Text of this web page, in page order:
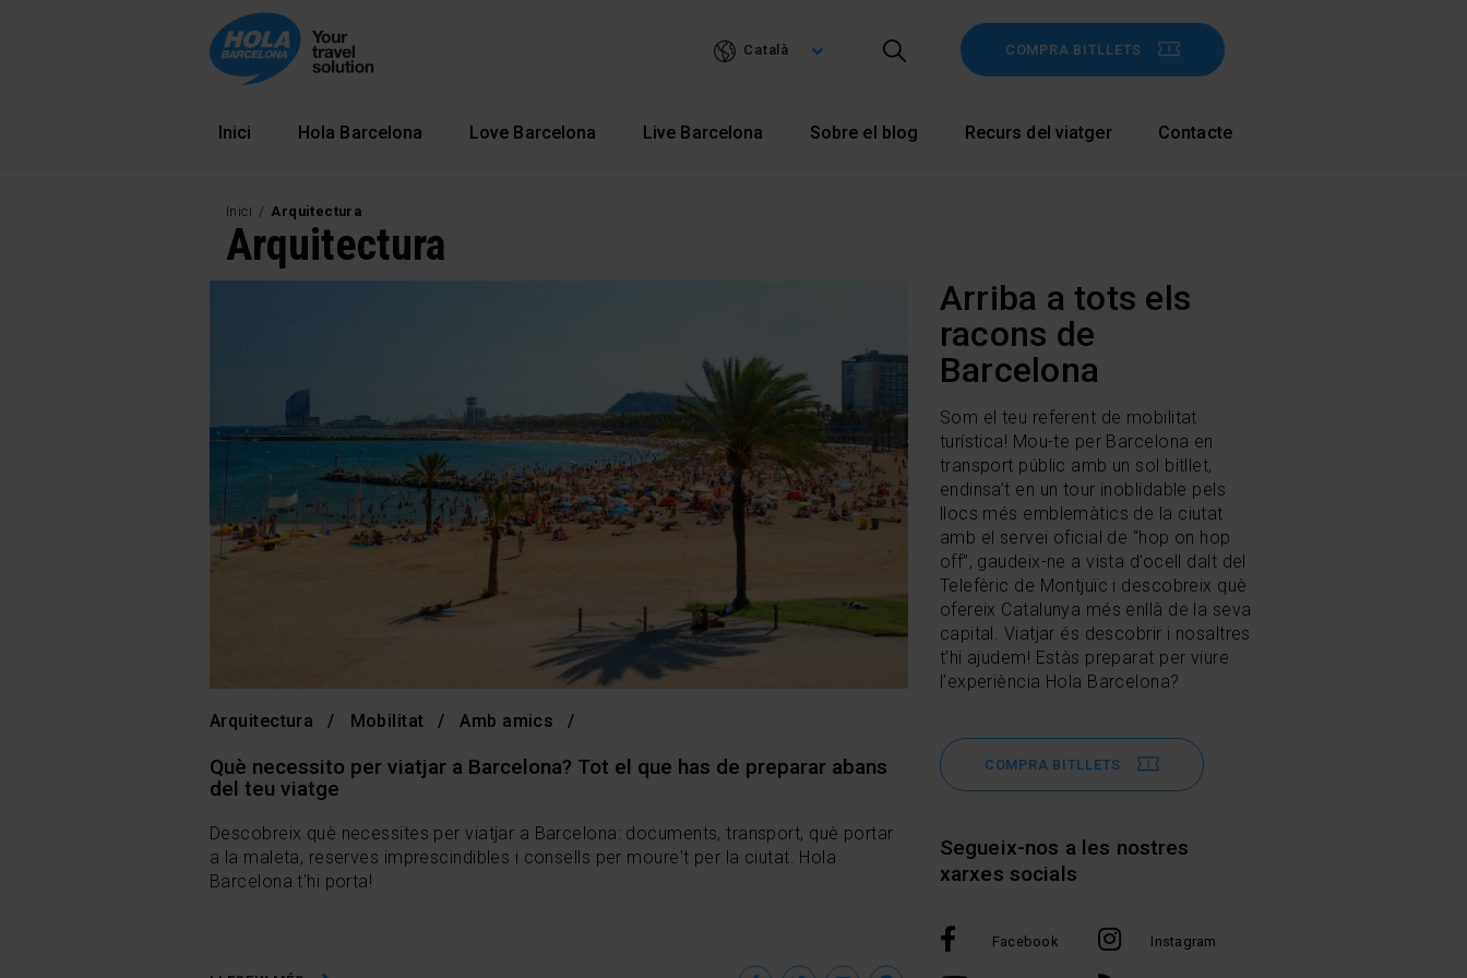
COMPRA BITLLETS
Català
Navegació principal
Inici Hola Barcelona Love Barcelona Live Barcelona Sobre el blog Recurs del viatger Contacte
Inici Arquitectura
Arquitectura
Arquitectura Mobilitat Amb amics
Què necessito per viatjar a Barcelona? Tot el que has de preparar abans
del teu viatge
Descobreix què necessites per viatjar a Barcelona: documents, transport, què portar
a la maleta, reserves imprescindibles i consells per moure't per la ciutat. Hola
Barcelona t'hi porta!
Arriba a tots els
racons de
Barcelona
Som el teu referent de mobilitat
turística! Mou-te per Barcelona en
transport públic amb un sol bitllet,
endinsa’t en un tour inoblidable pels
llocs més emblemàtics de la ciutat
amb el servei oficial de “hop on hop
off”, gaudeix-ne a vista d’ocell dalt del
Telefèric de Montjuïc i descobreix què
ofereix Catalunya més enllà de la seva
capital. Viatjar és descobrir i nosaltres
t’hi ajudem! Estàs preparat per viure
l’experiència Hola Barcelona?
COMPRA BITLLETS
Segueix-nos a les nostres
xarxes socials
Facebook Instagram